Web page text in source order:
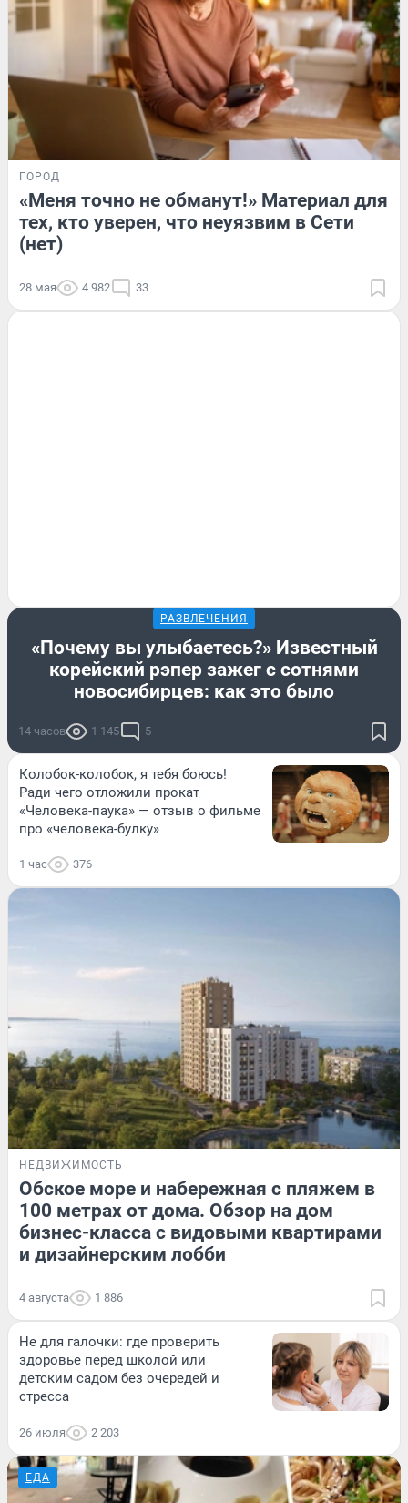
ГОРОД
«Меня точно не обманут!» Материал для
тех, кто уверен, что неуязвим в Сети
(нет)
28 мая 4 982 33
РАЗВЛЕЧЕНИЯ
«Почему вы улыбаетесь?» Известный
корейский рэпер зажег с сотнями
новосибирцев: как это было
14 часов 1 145 5
Колобок-колобок, я тебя боюсь!
Ради чего отложили прокат
«Человека-паука» — отзыв о фильме
про «человека-булку»
1 час 376
НЕДВИЖИМОСТЬ
Обское море и набережная с пляжем в
100 метрах от дома. Обзор на дом
бизнес-класса с видовыми квартирами
и дизайнерским лобби
4 августа 1 886
Не для галочки: где проверить
здоровье перед школой или
детским садом без очередей и
стресса
26 июля 2 203
ЕДА